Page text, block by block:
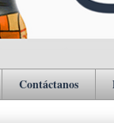
Contáctanos